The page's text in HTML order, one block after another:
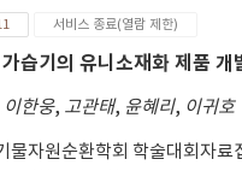
서비스 종료(열람 제한)
습기의 유니소재화 제품 개
이한웅, 고관태, 윤혜리, 이귀호
물자원순환학회 학술대회자료